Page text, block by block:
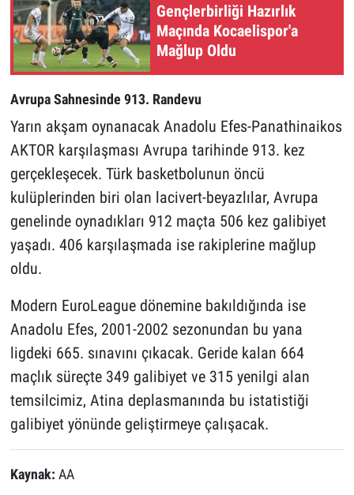
Gençlerbirliği Hazırlık
Maçında Kocaelispor'a
Mağlup Oldu
Avrupa Sahnesinde 913. Randevu
Yarın akşam oynanacak Anadolu Efes-Panathinaikos
AKTOR karşılaşması Avrupa tarihinde 913. kez
gerçekleşecek. Türk basketbolunun öncü
kulüplerinden biri olan lacivert-beyazlılar, Avrupa
genelinde oynadıkları 912 maçta 506 kez galibiyet
yaşadı. 406 karşılaşmada ise rakiplerine mağlup
oldu.
Modern EuroLeague dönemine bakıldığında ise
Anadolu Efes, 2001-2002 sezonundan bu yana
ligdeki 665. sınavını çıkacak. Geride kalan 664
maçlık süreçte 349 galibiyet ve 315 yenilgi alan
temsilcimiz, Atina deplasmanında bu istatistiği
galibiyet yönünde geliştirmeye çalışacak.
Kaynak: AA